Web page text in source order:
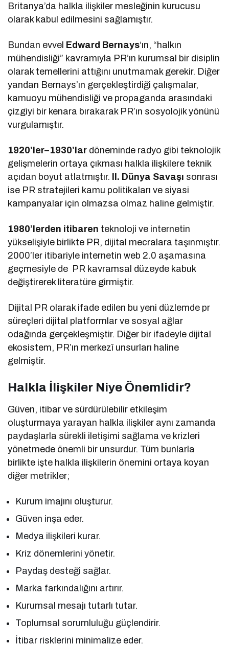
Britanya’da halkla ilişkiler mesleğinin kurucusu
olarak kabul edilmesini sağlamıştır.
Bundan evvel Edward Bernays‘ın, “halkın
mühendisliği” kavramıyla PR’ın kurumsal bir disiplin
olarak temellerini attığını unutmamak gerekir. Diğer
yandan Bernays’ın gerçekleştirdiği çalışmalar,
kamuoyu mühendisliği ve propaganda arasındaki
çizgiyi bir kenara bırakarak PR’ın sosyolojik yönünü
vurgulamıştır.
1920’ler–1930’lar döneminde radyo gibi teknolojik
gelişmelerin ortaya çıkması halkla ilişkilere teknik
açıdan boyut atlatmıştır. II. Dünya Savaşı sonrası
ise PR stratejileri kamu politikaları ve siyasi
kampanyalar için olmazsa olmaz haline gelmiştir.
1980’lerden itibaren teknoloji ve internetin
yükselişiyle birlikte PR, dijital mecralara taşınmıştır.
2000’ler itibariyle internetin web 2.0 aşamasına
geçmesiyle de PR kavramsal düzeyde kabuk
değiştirerek literatüre girmiştir.
Dijital PR olarak ifade edilen bu yeni düzlemde pr
süreçleri dijital platformlar ve sosyal ağlar
odağında gerçekleşmiştir. Diğer bir ifadeyle dijital
ekosistem, PR’ın merkezî unsurları haline
gelmiştir.
Halkla İlişkiler Niye Önemlidir?
Güven, itibar ve sürdürülebilir etkileşim
oluşturmaya yarayan halkla ilişkiler aynı zamanda
paydaşlarla sürekli iletişimi sağlama ve krizleri
yönetmede önemli bir unsurdur. Tüm bunlarla
birlikte işte halkla ilişkilerin önemini ortaya koyan
diğer metrikler;
Kurum imajını oluşturur.
Güven inşa eder.
Medya ilişkileri kurar.
Kriz dönemlerini yönetir.
Paydaş desteği sağlar.
Marka farkındalığını artırır.
Kurumsal mesajı tutarlı tutar.
Toplumsal sorumluluğu güçlendirir.
İtibar risklerini minimalize eder.